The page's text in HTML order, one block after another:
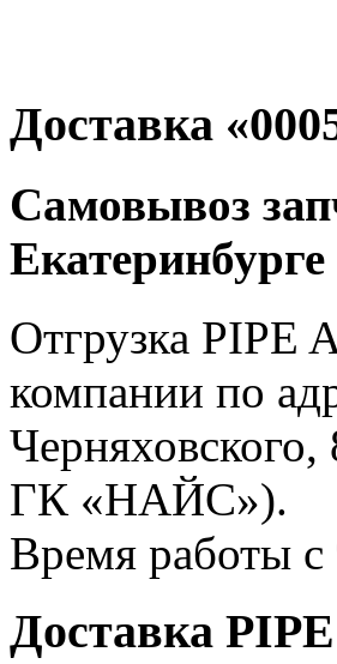
Доставка
Самовывоз
Екатеринбурге
Отгрузка PIPE
компании по
ГК «НАЙС»).
Время работы
Доставка